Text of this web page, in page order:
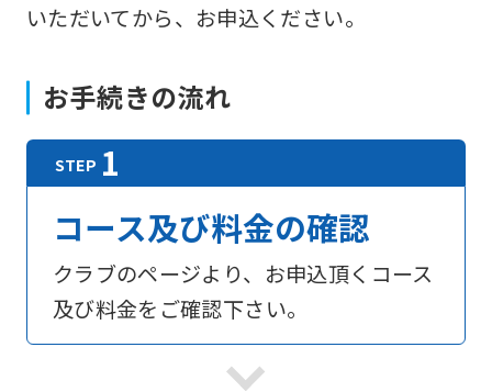
いただいてから、お申込ください。
お手続きの流れ
コース及び料金の確認
クラブのページより、お申込頂くコース
及び料金をご確認下さい。